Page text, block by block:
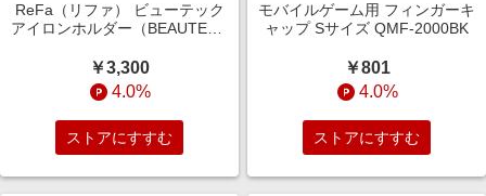
ReFa（リファ） ビューテック
アイロンホルダー（BEAUTECH
￥3,300
4.0%
ストアにすすむ
モバイルゲーム用 フィンガーキ
ャップ Sサイズ QMF-2000BK
￥801
4.0%
ストアにすすむ